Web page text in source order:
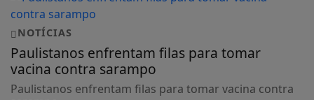
NOTÍCIAS
Paulistanos enfrentam filas para tomar
vacina contra sarampo
Paulistanos enfrentam filas para tomar vacina contra